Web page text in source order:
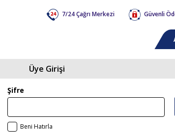
7/24 Çağrı Merkezi Güvenli
Üye Girişi
Şifre
Beni Hatırla